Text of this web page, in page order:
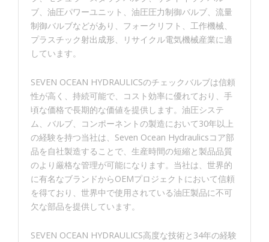
ブ、油圧パワーユニット、油圧圧力制御バルブ、流量
制御バルブなどがあり、フォークリフト、工作機械、
プラスチック射出成形、リサイクル電気機械産業に適
しています。
SEVEN OCEAN HYDRAULICSのチェックバルブは信頼
性が高く、持続可能で、コスト効率に優れており、手
頃な価格で長期的な価値を提供します。油圧システ
ム、バルブ、コンポーネントの製造において30年以上
の経験を持つ当社は、Seven Ocean Hydraulicsコア部
品を自社製造することで、生産時間の短縮と製品品質
のより厳格な管理が可能になります。当社は、世界的
に有名なブランドからOEMプロジェクトにおいて信頼
を得ており、世界中で使用されている油圧製品に不可
欠な部品を提供しています。
SEVEN OCEAN HYDRAULICS高度な技術と34年の経験